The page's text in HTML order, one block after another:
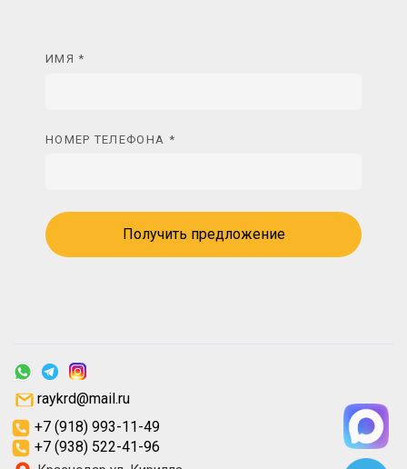
ИМЯ *
НОМЕР ТЕЛЕФОНА *
Получить предложение
+7 (918) 993-11-49
+7 (938) 522-41-96
raykrd@mail.ru